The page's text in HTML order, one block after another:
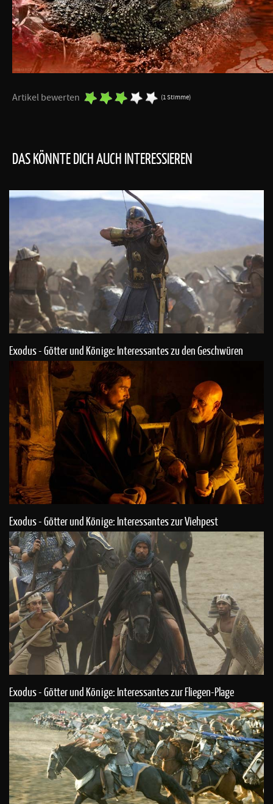
Artikel bewerten (1 Stimme)
DAS KÖNNTE DICH AUCH INTERESSIEREN
Exodus - Götter und Könige: Interessantes zu den Geschwüren
Exodus - Götter und Könige: Interessantes zur Viehpest
Exodus - Götter und Könige: Interessantes zur Fliegen-Plage